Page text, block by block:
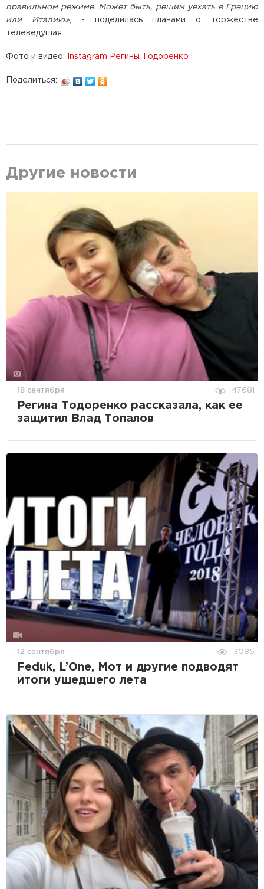
правильном режиме. Может быть, решим уехать в Грецию
или Италию», - поделилась планами о торжестве
телеведущая.
Фото и видео: Instagram Регины Тодоренко
Поделиться:
Другие новости
18 сентября 47681
Регина Тодоренко рассказала, как ее
защитил Влад Топалов
12 сентября 3085
Feduk, L’One, Мот и другие подводят
итоги ушедшего лета